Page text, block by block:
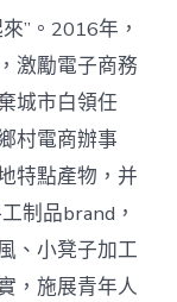
”。2016年，
激勵電子商務
城市白領任
村電商辦事
特點產物，并
制品brand，
、小凳子加工
，施展青年人